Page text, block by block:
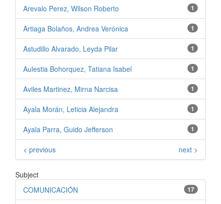
1
Arevalo Perez, Wilson Roberto
1
Artiaga Bolaños, Andrea Verónica
1
Astudillo Alvarado, Leyda Pilar
1
Aulestia Bohorquez, Tatiana Isabel
1
Aviles Martinez, Mirna Narcisa
1
Ayala Morán, Leticia Alejandra
1
Ayala Parra, Guido Jefferson
< previous next >
Subject
17
COMUNICACIÓN